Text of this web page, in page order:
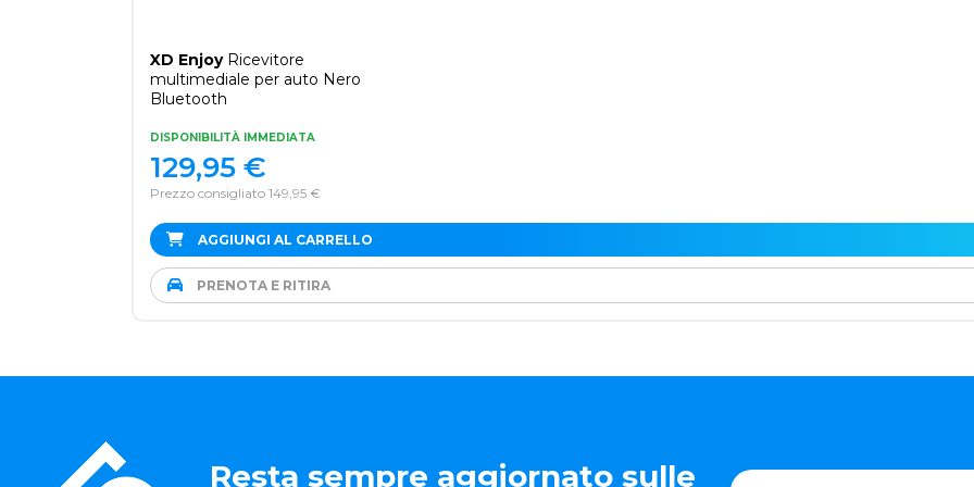
XD EnjoyRicevitore
multimediale per auto Nero
Bluetooth
DISPONIBILITÀ IMMEDIATA
Prezzo consigliato 149,95 €
129,95 €
AGGIUNGI AL CARRELLO
PRENOTA E RITIRA
Resta sempre aggiornato sulle